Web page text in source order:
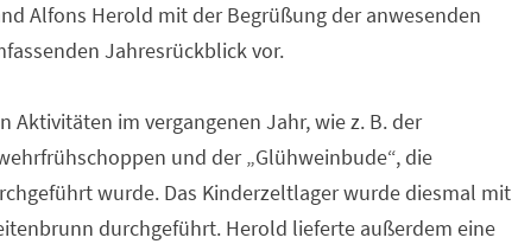
Alfons Herold mit der Begrüßung der anwesenden
Jahresrückblick vor.
Aktivitäten im vergangenen Jahr, wie z. B. der
und der „Glühweinbude“, die
wurde. Das Kinderzeltlager wurde diesmal mit
durchgeführt. Herold lieferte außerdem eine